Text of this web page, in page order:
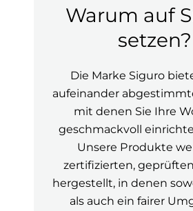
Warum auf
setzen?
Die Marke Siguro
aufeinander
mit denen Sie Ihre
geschmackvoll
Unsere Produkte
zertifizierten,
hergestellt, in denen
als auch ein fairer